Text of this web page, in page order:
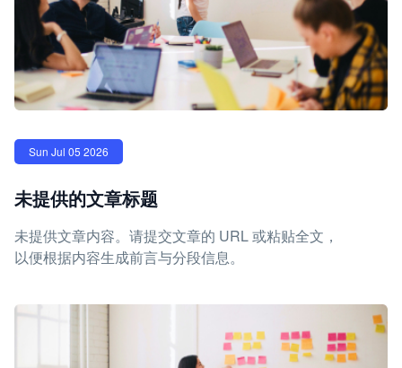
Sun Jul 05 2026
未提供的文章标题
未提供文章内容。请提交文章的 URL 或粘贴全文，
以便根据内容生成前言与分段信息。